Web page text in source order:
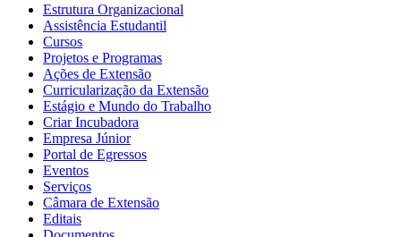
Estrutura Organizacional
Assistência Estudantil
Cursos
Projetos e Programas
Ações de Extensão
Curricularização da Extensão
Estágio e Mundo do Trabalho
Criar Incubadora
Empresa Júnior
Portal de Egressos
Eventos
Serviços
Câmara de Extensão
Editais